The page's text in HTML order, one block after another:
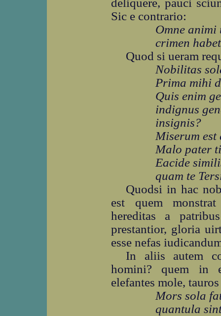
Sic e contrario:
Omne animi
crimen
Quod si ueram
Nobilitas
Prima mihi
Quis enim
indignus
insignis?
Miserum
Malo pater
Eacide
quam te
Quodsi in hac
est quem
hereditas a
prestantior, gloria
esse nefas
In aliis autem
homini? quem in
elefantes mole,
Mors sola
quantula